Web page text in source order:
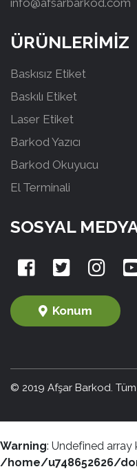
ÜRÜNLERİMİZ
Baskısız Etiket
Baskılı Etiket
Laser Etiket
Barkod Yazıcı
Barkod Okuyucu
El Terminali
SOSYAL
Konum
© 2019 Afşar Barkod. Tüm
Warning: Undefined array
/home/u748652626/